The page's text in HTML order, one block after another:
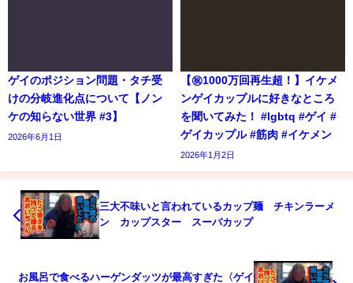
ゲイのポジション問題・タチ受
けの分岐進化点について【ノン
ケの知らない世界 #3】
2026年6月1日
【㊗️1000万回再生超！】イケメ
ンゲイカップルに好きなところ
を聞いてみた！ #lgbtq #ゲイ #
ゲイカップル #筋肉 #イケメン
2026年1月2日
三大不味いと言われているカップ麺 チキンラーメ
ン カップスター スーパカップ
お風呂で食べるハーゲンダッツが最高すぎた〈ゲイ